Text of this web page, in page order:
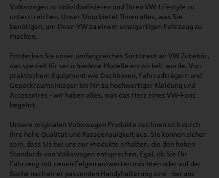
Volkswagen zu individualisieren und Ihren VW-Lifestyle zu
unterstreichen. Unser Shop bietet Ihnen alles, was Sie
benötigen, um Ihren VW zu einem einzigartigen Fahrzeug zu
machen.
Entdecken Sie unser umfangreiches Sortiment an VW Zubehör,
das speziell für verschiedene Modelle entwickelt wurde. Von
praktischem Equipment wie Dachboxen, Fahrradträgern und
Gepäckraumeinlagen bis hin zu hochwertiger Kleidung und
Accessoires - wir haben alles, was das Herz eines VW-Fans
begehrt.
Unsere originalen Volkswagen Produkte zeichnen sich durch
ihre hohe Qualität und Passgenauigkeit aus. Sie können sicher
sein, dass Sie bei uns nur Produkte erhalten, die den hohen
Standards von Volkswagen entsprechen. Egal, ob Sie Ihr
Fahrzeug mit neuen Felgen aufwerten möchten oder auf der
Suche nach einer passenden Handyhalterung sind - bei uns